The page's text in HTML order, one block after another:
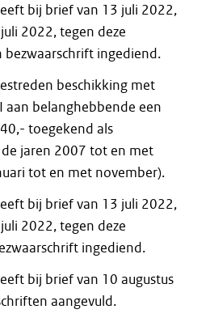
bij brief van 13 juli 2022,
2022, tegen deze
bezwaarschrift ingediend.
beschikking met
aan belanghebbende een
toegekend als
jaren 2007 tot en met
tot en met november).
bij brief van 13 juli 2022,
2022, tegen deze
ingediend.
bij brief van 10 augustus
aangevuld.